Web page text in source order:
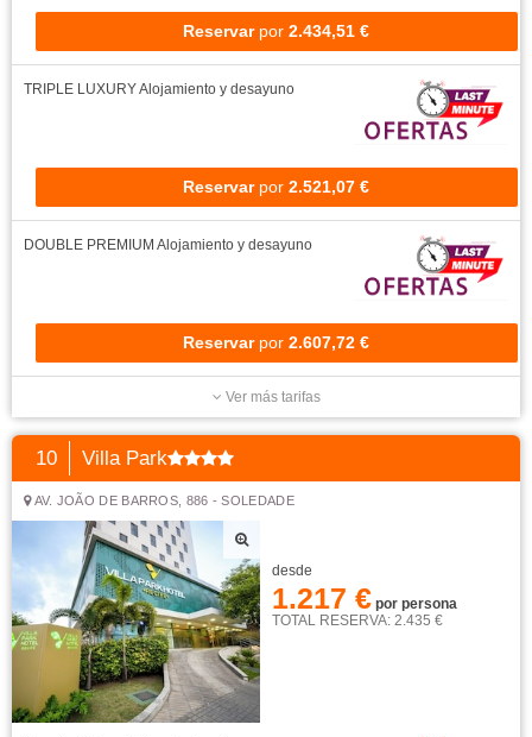
Reservar por 2.434,51 €
TRIPLE LUXURYAlojamiento y desayuno
Reservar por 2.521,07 €
DOUBLE PREMIUM Alojamiento y desayuno
Reservar por 2.607,72 €
Ver más tarifas
10 Villa Park
AV. JOÃO DE BARROS, 886 - SOLEDADE
desde
1.217 € por persona
TOTAL RESERVA: 2.435 €